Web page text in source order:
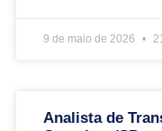
9 de maio de 2026
Analista de